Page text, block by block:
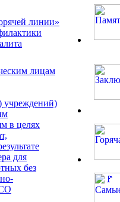
линии»
лицам
учреждений)
в целях
для
без